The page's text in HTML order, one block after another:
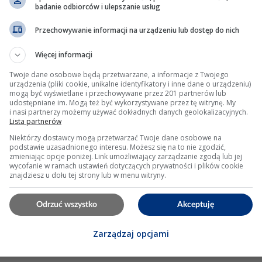
restart telefonu.
– ostateczność
Restore), zdjęcia (Google Photos).
dane fabryczne.
w instrukcji hardreset.info – przydatne, gdy system
OTA; zbyt mała wolna przestrzeń w /data blokuje
mogą zajmować do 30 % łącznej wielkości APK –
Google (sekcja „Oczyść”) co 2-3 tygodnie
z Kosza Google Photos po 30 dniach.
badanie odbiorców i ulepszanie usług
Przechowywanie informacji na urządzeniu lub dostęp do nich
Więcej informacji
Twoje dane osobowe będą przetwarzane, a informacje z Twojego
urządzenia (pliki cookie, unikalne identyfikatory i inne dane o urządzeniu)
mogą być wyświetlane i przechowywane przez 201 partnerów lub
udostępniane im. Mogą też być wykorzystywane przez tę witrynę. My
i nasi partnerzy możemy używać dokładnych danych geolokalizacyjnych.
Lista partnerów
Niektórzy dostawcy mogą przetwarzać Twoje dane osobowe na
podstawie uzasadnionego interesu. Możesz się na to nie zgodzić,
zmieniając opcje poniżej. Link umożliwiający zarządzanie zgodą lub jej
wycofanie w ramach ustawień dotyczących prywatności i plików cookie
znajdziesz u dołu tej strony lub w menu witryny.
Akceptuję
Odrzuć wszystko
Zarządzaj opcjami